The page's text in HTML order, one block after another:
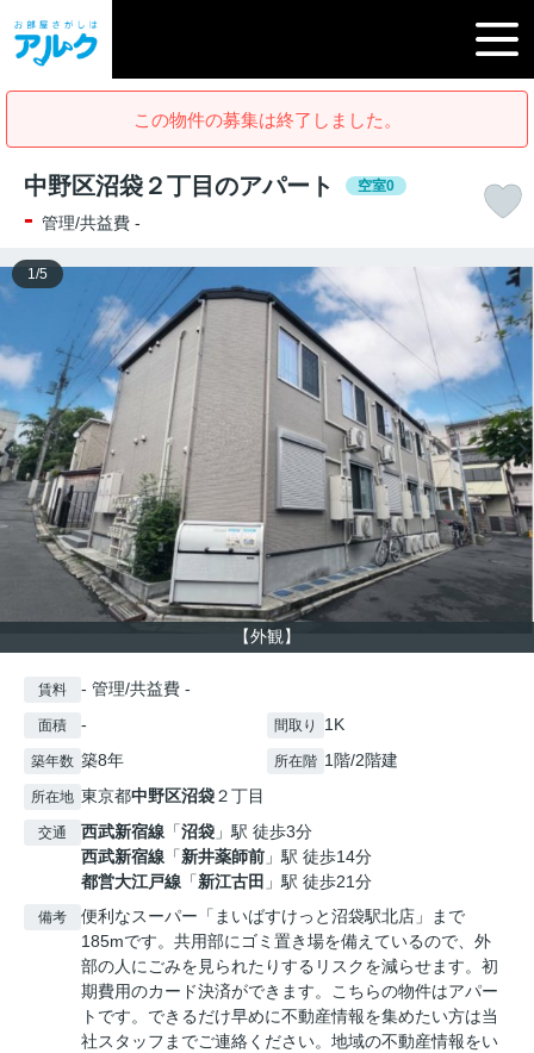
この物件の募集は終了しました。
中野区沼袋２丁目のアパート 空室0
- 管理/共益費 -
【外観】
1 /5
賃料 - 管理/共益費 -
面積 - 間取り 1K
築年数 築8年 所在階 1階/2階建
所在地 東京都中野区沼袋２丁目
交通 西武新宿線 「沼袋 」駅 徒歩3分
西武新宿線 「新井薬師前 」駅 徒歩14分
都営大江戸線 「新江古田 」駅 徒歩21分
備考
便利なスーパー「まいばすけっと沼袋駅北店」まで
185mです。共用部にゴミ置き場を備えているので、外
部の人にごみを見られたりするリスクを減らせます。初
期費用のカード決済ができます。こちらの物件はアパー
トです。できるだけ早めに不動産情報を集めたい方は当
社スタッフまでご連絡ください。地域の不動産情報をい